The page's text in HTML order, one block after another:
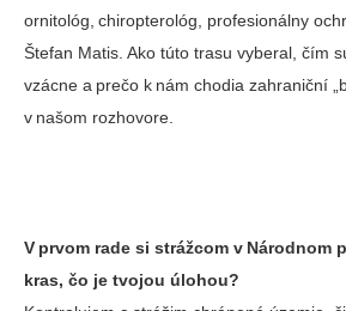
ornitológ, chiropterológ, profesionálny
Štefan Matis. Ako túto trasu vyberal, čím
vzácne a prečo k nám chodia zahraniční
v našom rozhovore.
V prvom rade si strážcom v Národnom
kras, čo je tvojou úlohou?